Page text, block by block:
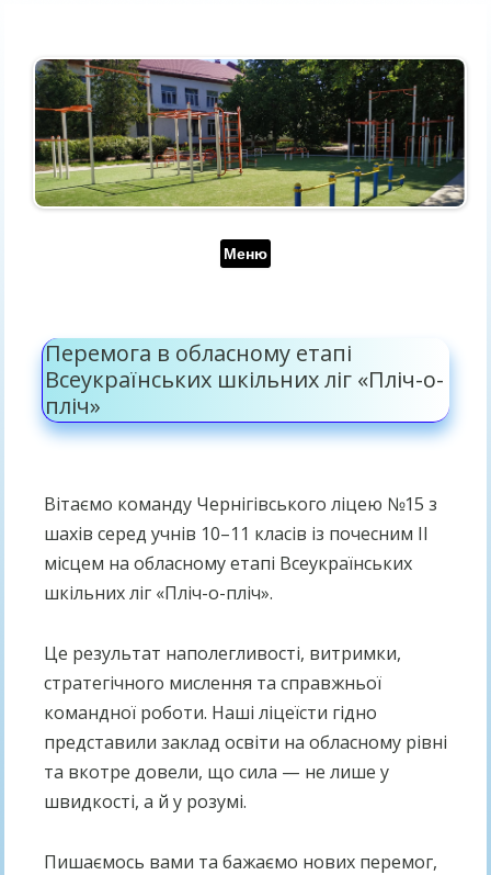
Меню
Перемога в обласному етапі
Всеукраїнських шкільних ліг «Пліч-о-
пліч»
Вітаємо команду Чернігівського ліцею №15 з
шахів серед учнів 10–11 класів із почесним ІІ
місцем на обласному етапі Всеукраїнських
шкільних ліг «Пліч-о-пліч».
Це результат наполегливості, витримки,
стратегічного мислення та справжньої
командної роботи. Наші ліцеїсти гідно
представили заклад освіти на обласному рівні
та вкотре довели, що сила — не лише у
швидкості, а й у розумі.
Пишаємось вами та бажаємо нових перемог,